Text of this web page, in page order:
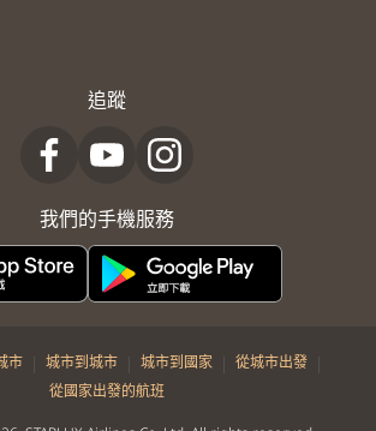
追蹤
我們的手機服務
市 | 城市到城市 | 城市到國家 | 從城市出發 |
從國家出發的航班